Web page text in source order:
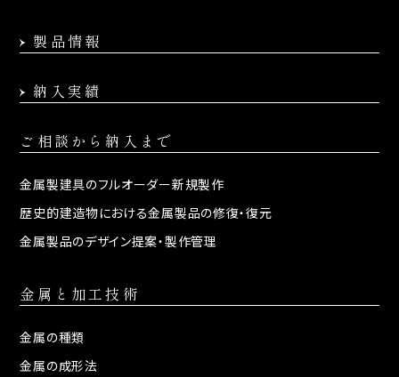
製品情報
納入実績
ご相談から納入まで
金属製建具のフルオーダー新規製作
歴史的建造物における金属製品の修復・復元
金属製品のデザイン提案・製作管理
金属と加工技術
金属の種類
金属の成形法